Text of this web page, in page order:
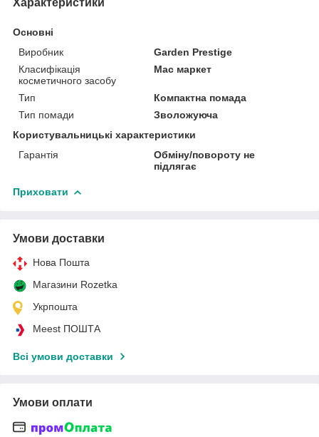
Основні
Виробник
Garden Prestige
Класифікація
косметичного засобу
Мас маркет
Тип
Компактна помада
Тип помади
Зволожуюча
Користувальницькі характеристики
Гарантія
Обміну/повороту не
підлягає
Приховати
Умови доставки
Нова Пошта
Магазини Rozetka
Укрпошта
Meest ПОШТА
Всі умови доставки
Умови оплати